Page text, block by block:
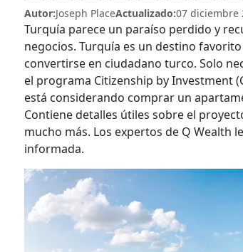
Autor:Joseph PlaceActualizado:07 diciembre
Turquía parece un paraíso perdido y
negocios. Turquía es un destino
convertirse en ciudadano turco. Solo
el programa Citizenship by Investment
está considerando comprar un
Contiene detalles útiles sobre el
mucho más. Los expertos de Q Wealth
informada.